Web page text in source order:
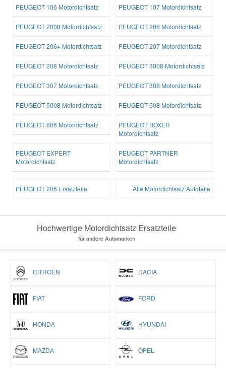
PEUGEOT 106 Motordichtsatz PEUGEOT 107 Motordichtsatz
PEUGEOT 2008 Motordichtsatz PEUGEOT 206 Motordichtsatz
PEUGEOT 206+ Motordichtsatz PEUGEOT 207 Motordichtsatz
PEUGEOT 208 Motordichtsatz PEUGEOT 3008 Motordichtsatz
PEUGEOT 307 Motordichtsatz PEUGEOT 308 Motordichtsatz
PEUGEOT 5008 Motordichtsatz PEUGEOT 508 Motordichtsatz
PEUGEOT 806 Motordichtsatz
PEUGEOT BOXER
Motordichtsatz
PEUGEOT EXPERT
Motordichtsatz
PEUGEOT PARTNER
Motordichtsatz
PEUGEOT 206 Ersatzteile Alle Motordichtsatz Autoteile
Hochwertige Motordichtsatz Ersatzteile
für andere Automarken
CITROËN DACIA
FIAT FORD
HONDA HYUNDAI
MAZDA OPEL
Mitsubishi Ersatzteile
Porsche Ersatzteile
Skoda Ersatzteile
Smart Ersatzteile
Vauxhall Ersatzteile